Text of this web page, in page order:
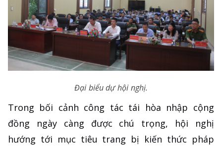
Đại biểu dự hội nghị.
Trong bối cảnh công tác tái hòa nhập cộng
đồng ngày càng được chú trọng, hội nghị
hướng tới mục tiêu trang bị kiến thức pháp